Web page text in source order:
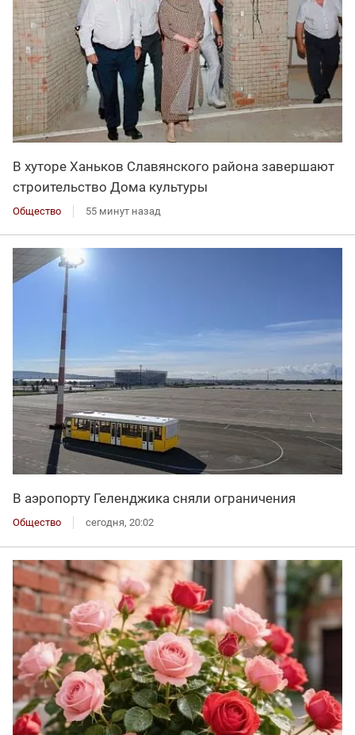
В хуторе Ханьков Славянского района завершают
строительство Дома культуры
Общество 55 минут назад
В аэропорту Геленджика сняли ограничения
Общество сегодня, 20:02